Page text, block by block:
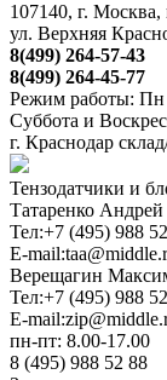
107140, г. Москва,
ул. Верхняя
8(499) 264-57-43
8(499) 264-45-77
Режим работы: Пн
Суббота и
г. Краснодар
Тензодатчики и
Татаренко
Тел:+7 (495) 988
E-mail:
Верещагин
Тел:+7 (495) 988
E-mail:
пн-пт: 8.00-17.00
8 (495) 988 52 88